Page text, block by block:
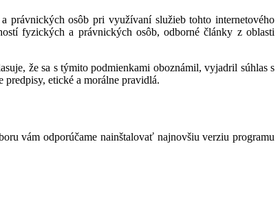
osôb pri využívaní služieb tohto internetového
fyzických a právnických osôb, odborné články z oblasti
že sa s týmito podmienkami oboznámil, vyjadril súhlas s
etické a morálne pravidlá.
vám odporúčame nainštalovať najnovšiu verziu programu